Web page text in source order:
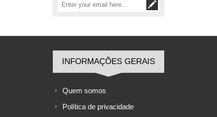
INFORMAÇÕES GERAIS
Quem somos
Política de privacidade